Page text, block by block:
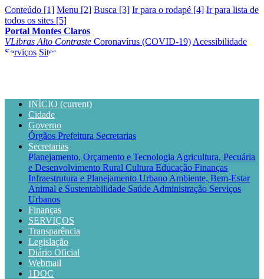
Conteúdo [1] Menu [2] Busca [3] Ir para o rodapé [4] Ir para lista de
todos os sites [5]
Portal Montes Claros
VLibras Alto Contraste Coronavírus (COVID-19) Acessibilidade
Serviços Sites
INÍCIO (current)
Cidade
Governo
Órgãos Prefeitura Secretarias
Secretarias
Planejamento, Orçamento e Tecnologia Agricultura, Pecuária
e Desenvolvimento Rural Cultura Educação Finanças
Infraestrutura e Planejamento Urbano Ambiente, Bem-Estar
Animal e Sustentabilidade Saúde Administração Serviços
Urbanos
Finanças
SERVIÇOS
Transparência
Legislação
Diário Oficial
Webmail
1DOC